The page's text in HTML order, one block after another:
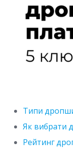
Типи
Як вибрати
Рейтинг